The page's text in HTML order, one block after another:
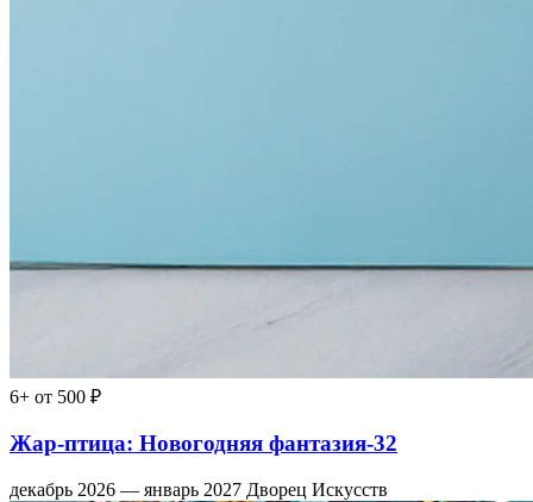
6+ от 500 ₽
Жар-птица: Новогодняя фантазия-32
декабрь 2026 — январь 2027 Дворец Искусств